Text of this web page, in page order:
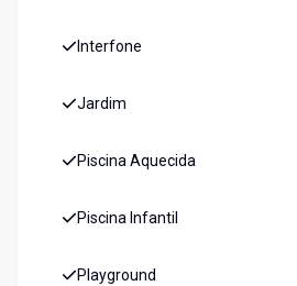
Interfone
Jardim
Piscina Aquecida
Piscina Infantil
Playground